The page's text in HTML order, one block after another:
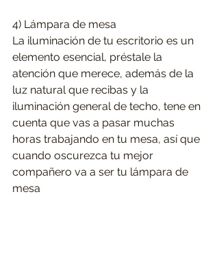
4) Lámpara de mesa
La iluminación de tu escritorio es un
elemento esencial, préstale la
atención que merece, además de la
luz natural que recibas y la
iluminación general de techo, tene en
cuenta que vas a pasar muchas
horas trabajando en tu mesa, así que
cuando oscurezca tu mejor
compañero va a ser tu lámpara de
mesa